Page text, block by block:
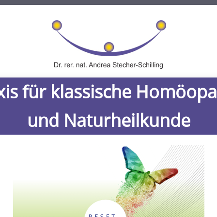
Mikroimmuntherapie Metabolic Balance
für klassische
und Naturheilkunde